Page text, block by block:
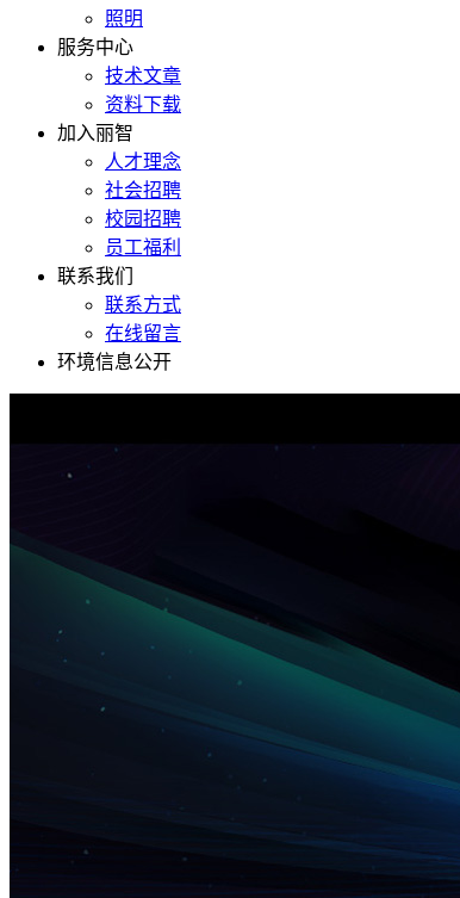
照明
服务中心
技术文章
资料下载
加入丽智
人才理念
社会招聘
校园招聘
员工福利
联系我们
联系方式
在线留言
环境信息公开